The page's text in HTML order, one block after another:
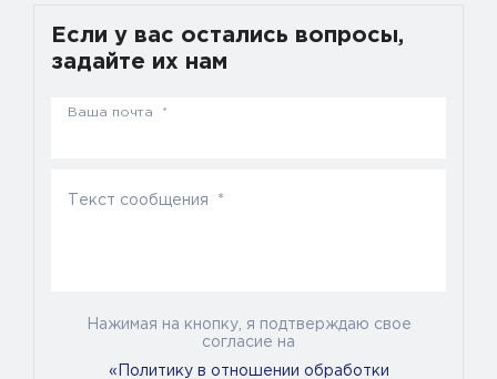
1018MA
Если у вас остались вопросы,
задайте их нам
Ваша почта *
Текст сообщения *
Нажимая на кнопку, я подтверждаю свое
согласие на
«Политику в отношении обработки